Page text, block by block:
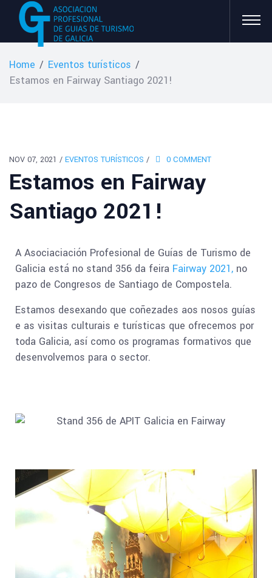
Home / Eventos turísticos /
Estamos en Fairway Santiago 2021!
NOV 07, 2021 / EVENTOS TURÍSTICOS / 0 COMMENT
Estamos en Fairway
Santiago 2021!
A Asociaciación Profesional de Guías de Turismo de
Galicia está no stand 356 da feira Fairway 2021, no
pazo de Congresos de Santiago de Compostela.
Estamos desexando que coñezades aos nosos guías
e as visitas culturais e turísticas que ofrecemos por
toda Galicia, así como os programas formativos que
desenvolvemos para o sector.